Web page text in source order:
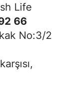
Life
66
No:3/2